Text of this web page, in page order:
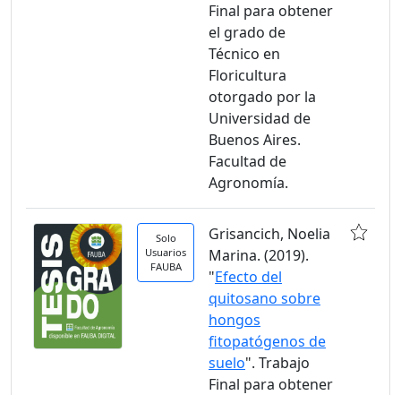
Final para obtener
el grado de
Técnico en
Floricultura
otorgado por la
Universidad de
Buenos Aires.
Facultad de
Agronomía.
Solo
Usuarios
FAUBA
Grisancich, Noelia
Marina. (2019).
"Efecto del
quitosano sobre
hongos
fitopatógenos de
suelo". Trabajo
Final para obtener